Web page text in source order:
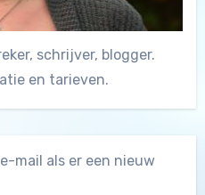
schrijver, blogger.
en tarieven.
mail als er een nieuw